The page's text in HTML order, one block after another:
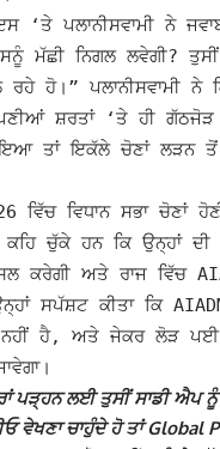
‘ਤੇ ਪਲਾਨੀਸਵਾਮੀ ਨੇ
ਮੱਛੀ ਨਿਗਲ ਲਵੇਗੀ?
ਰਹੇ ਹੋ।” ਪਲਾਨੀਸਵਾਮੀ ਨੇ
ਸ਼ਰਤਾਂ ‘ਤੇ ਹੀ ਗੱਠਜੋੜ
ਤਾਂ ਇਕੱਲੇ ਚੋਣਾਂ ਲੜਨ ਤੋਂ
ਵਿੱਚ ਵਿਧਾਨ ਸਭਾ ਚੋਣਾਂ
ਕਹਿ ਚੁੱਕੇ ਹਨ ਕਿ ਉਨ੍ਹਾਂ
ਕਰੇਗੀ ਅਤੇ ਰਾਜ ਵਿੱਚ
ਸਪੱਸ਼ਟ ਕੀਤਾ ਕਿ
ਨਹੀਂ ਹੈ, ਅਤੇ ਜੇਕਰ ਲੋੜ ਪਈ
ਪੜ੍ਹਨ ਲਈ ਤੁਸੀਂ ਸਾਡੀ ਐਪ
ਵੇਖਣਾ ਚਾਹੁੰਦੇ ਹੋ ਤਾਂ Global